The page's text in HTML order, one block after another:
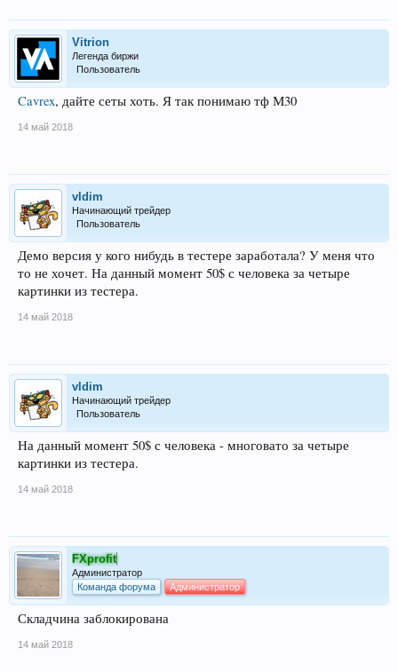
Vitrion
Легенда биржи
Пользователь
Cavrex, дайте сеты хоть. Я так понимаю тф М30
14 май 2018
vldim
Начинающий трейдер
Пользователь
Демо версия у кого нибудь в тестере заработала? У меня что
то не хочет. На данный момент 50$ с человека за четыре
картинки из тестера.
14 май 2018
vldim
Начинающий трейдер
Пользователь
На данный момент 50$ с человека - многовато за четыре
картинки из тестера.
14 май 2018
FXprofit
Администратор
Команда форума
Администратор
Складчина заблокирована
14 май 2018